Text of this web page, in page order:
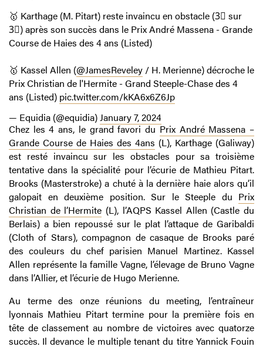
🥇 Karthage (M. Pitart) reste invaincu en obstacle (3⃣ sur
3⃣) après son succès dans le Prix André Massena - Grande
Course de Haies des 4 ans (Listed)
🥇 Kassel Allen (@JamesReveley / H. Merienne) décroche le
Prix Christian de l'Hermite - Grand Steeple-Chase des 4
ans (Listed) pic.twitter.com/kKA6x6Z6Jp
— Equidia (@equidia) January 7, 2024
Chez les 4 ans, le grand favori duPrix André Massena –
Grande Course de Haies des 4ans (L), Karthage (Galiway)
est resté invaincu sur les obstacles pour sa troisième
tentative dans la spécialité pour l’écurie de Mathieu Pitart.
Brooks (Masterstroke) a chuté à la dernière haie alors qu’il
galopait en deuxième position. Sur le Steeple du Prix
Christian de l’Hermite (L), l’AQPS Kassel Allen (Castle du
Berlais) a bien repoussé sur le plat l’attaque de Garibaldi
(Cloth of Stars), compagnon de casaque de Brooks paré
des couleurs du chef parisien Manuel Martinez. Kassel
Allen représente la famille Vagne, l’élevage de Bruno Vagne
dans l’Allier, et l’écurie de Hugo Merienne.
Au terme des onze réunions du meeting, l’entraîneur
lyonnais Mathieu Pitart termine pour la première fois en
tête de classement au nombre de victoires avec quatorze
succès. Il devance le multiple tenant du titre Yannick Fouin